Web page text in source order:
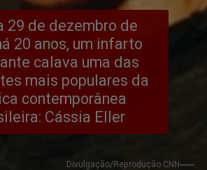
29 de dezembro de
20 anos, um infarto
calava uma das
mais populares da
contemporânea
Cássia Eller
Divulgação/Reprodução CNN